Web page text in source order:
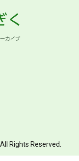
Rights Reserved.